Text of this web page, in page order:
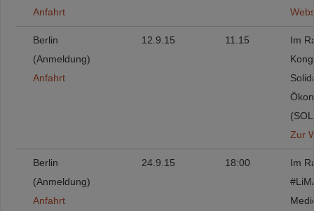
Anfahrt
Berlin
(Anmeldung)
Anfahrt
12.9.15 11.15
Im
Zur
Berlin
(Anmeldung)
Anfahrt
24.9.15 18:00
Im